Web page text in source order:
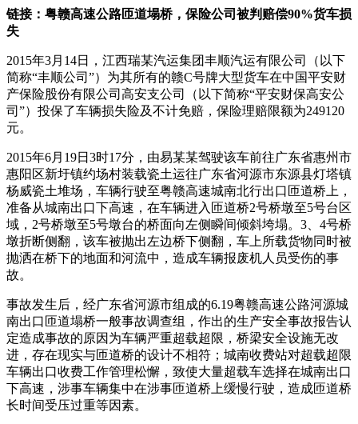
链接：粤赣高速公路匝道塌桥，保险公司被判赔偿90%货车损
失
2015年3月14日，江西瑞某汽运集团丰顺汽运有限公司（以下
简称“丰顺公司”）为其所有的赣C号牌大型货车在中国平安财
产保险股份有限公司高安支公司（以下简称“平安财保高安公
司”）投保了车辆损失险及不计免赔，保险理赔限额为249120
元。
2015年6月19日3时17分，由易某某驾驶该车前往广东省惠州市
惠阳区新圩镇约场村装载瓷土运往广东省河源市东源县灯塔镇
杨威瓷土堆场，车辆行驶至粤赣高速城南北行出口匝道桥上，
准备从城南出口下高速，在车辆进入匝道桥2号桥墩至5号台区
域，2号桥墩至5号墩台的桥面向左侧瞬间倾斜垮塌。3、4号桥
墩折断侧翻，该车被抛出左边桥下侧翻，车上所载货物同时被
抛洒在桥下的地面和河流中，造成车辆报废机人员受伤的事
故。
事故发生后，经广东省河源市组成的6.19粤赣高速公路河源城
南出口匝道塌桥一般事故调查组，作出的生产安全事故报告认
定造成事故的原因为车辆严重超载超限，桥梁安全设施无改
进，存在现实与匝道桥的设计不相符；城南收费站对超载超限
车辆出口收费工作管理松懈，致使大量超载车选择在城南出口
下高速，涉事车辆集中在涉事匝道桥上缓慢行驶，造成匝道桥
长时间受压过重等因素。